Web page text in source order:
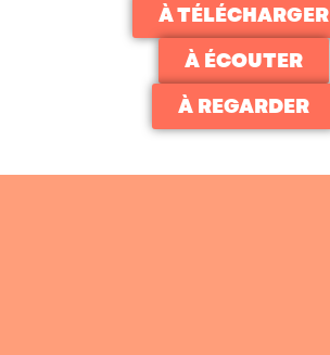
À TÉLÉCHARGER
À ÉCOUTER
À REGARDER